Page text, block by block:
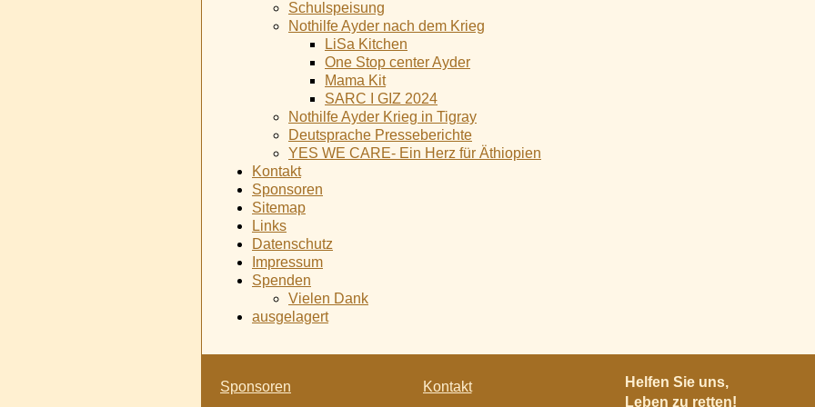
Schulspeisung
Nothilfe Ayder nach dem Krieg
LiSa Kitchen
One Stop center Ayder
Mama Kit
SARC I GIZ 2024
Nothilfe Ayder Krieg in Tigray
Deutsprache Presseberichte
YES WE CARE- Ein Herz für Äthiopien
Kontakt
Sponsoren
Sitemap
Links
Datenschutz
Impressum
Spenden
Vielen Dank
ausgelagert
Navigation
überspringen
Sponsoren
Navigation
überspringen
Kontakt
Helfen Sie uns,
Leben zu retten!